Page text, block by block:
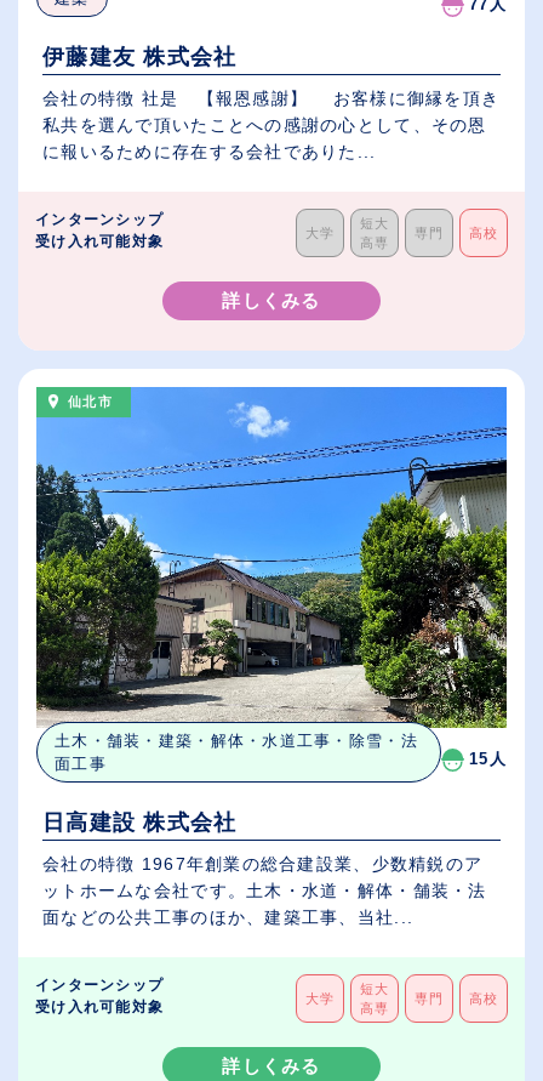
77人
伊藤建友 株式会社
会社の特徴 社是 【報恩感謝】 お客様に御縁を頂き
私共を選んで頂いたことへの感謝の心として、その恩
に報いるために存在する会社でありた...
インターンシップ
受け入れ可能対象
大学
短大
高専
専門 高校
詳しくみる
仙北市
土木・舗装・建築・解体・水道工事・除雪・法
面工事
15人
日高建設 株式会社
会社の特徴 1967年創業の総合建設業、少数精鋭のア
ットホームな会社です。土木・水道・解体・舗装・法
面などの公共工事のほか、建築工事、当社...
インターンシップ
受け入れ可能対象
大学
短大
高専
専門 高校
詳しくみる